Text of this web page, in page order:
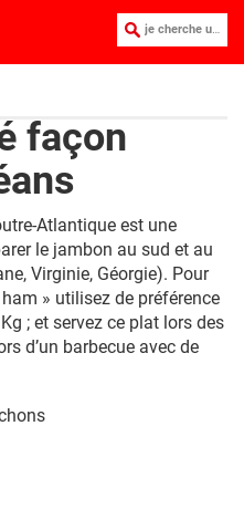
je cherche une recette :
façon
Atlantique est une
le jambon au sud et au
Virginie, Géorgie). Pour
» utilisez de préférence
; et servez ce plat lors des
d’un barbecue avec de